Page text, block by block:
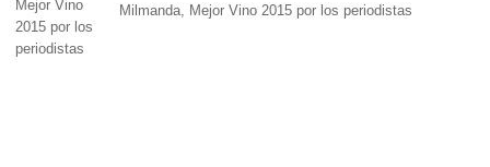
Milmanda, Mejor Vino 2015 por los periodistas